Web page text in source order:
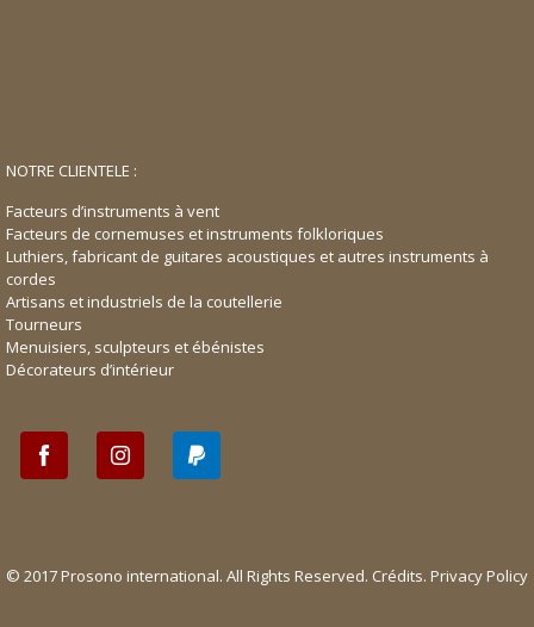
NOTRE CLIENTELE :
Facteurs d’instruments à vent
Facteurs de cornemuses et instruments folkloriques
Luthiers, fabricant de guitares acoustiques et autres instruments à
cordes
Artisans et industriels de la coutellerie
Tourneurs
Menuisiers, sculpteurs et ébénistes
Décorateurs d’intérieur
© 2017 Prosono international. All Rights Reserved. Crédits. Privacy Policy